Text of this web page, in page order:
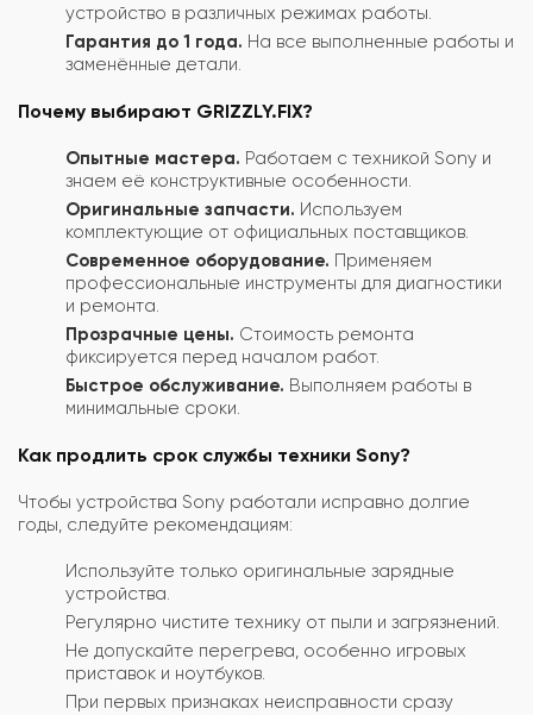
устройство в различных режимах работы.
Гарантия до 1 года. На все выполненные работы и
заменённые детали.
Почему выбирают GRIZZLY.FIX?
Опытные мастера. Работаем с техникой Sony и
знаем её конструктивные особенности.
Оригинальные запчасти. Используем
комплектующие от официальных поставщиков.
Современное оборудование. Применяем
профессиональные инструменты для диагностики
и ремонта.
Прозрачные цены. Стоимость ремонта
фиксируется перед началом работ.
Быстрое обслуживание. Выполняем работы в
минимальные сроки.
Как продлить срок службы техники Sony?
Чтобы устройства Sony работали исправно долгие
годы, следуйте рекомендациям:
Используйте только оригинальные зарядные
устройства.
Регулярно чистите технику от пыли и загрязнений.
Не допускайте перегрева, особенно игровых
приставок и ноутбуков.
При первых признаках неисправности сразу